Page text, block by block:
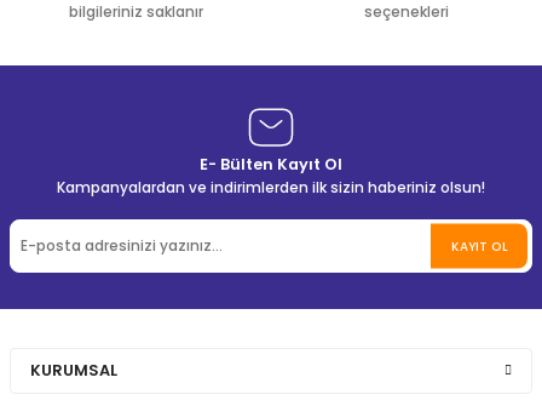
bilgileriniz saklanır
seçenekleri
E- Bülten Kayıt Ol
Kampanyalardan ve indirimlerden ilk sizin haberiniz olsun!
KAYIT OL
KURUMSAL